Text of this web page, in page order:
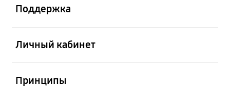
Поддержка
Личный кабинет
Принципы